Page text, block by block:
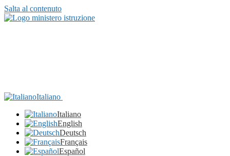
Salta al contenuto
Italiano
Italiano
English
Deutsch
Français
Español